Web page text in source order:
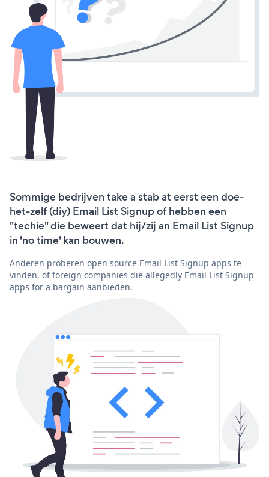
Sommige bedrijven take a stab at eerst een doe-
het-zelf (diy) Email List Signup of hebben een
"techie" die beweert dat hij/zij an Email List Signup
in 'no time' kan bouwen.
Anderen proberen open source Email List Signup apps te
vinden, of foreign companies die allegedly Email List Signup
apps for a bargain aanbieden.